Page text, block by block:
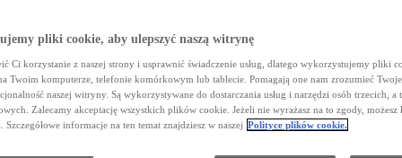
ubezpieczenia komunikacyjne na warunkach pakietowychprzygotowane specjalnie dla Toyoty.
fakturową bądź wartością z polisy AC samochodu a jego wartością rynkową. Dzięki ubezpieczeniu
pliki cookie, aby ulepszyć naszą witrynę
Ci korzystanie z naszej strony i usprawnić świadczenie usług, dlatego wykorzystujemy pliki
Twoim komputerze, telefonie komórkowym lub tablecie. Pomagają one nam zrozumieć
naszej witryny. Są wykorzystywane do dostarczania usług i narzędzi osób trzecich, a
Zalecamy akceptację wszystkich plików cookie. Jeżeli nie wyrażasz na to zgody, możesz
Szczegółowe informacje na ten temat znajdziesz w naszej Polityce plików cookie.